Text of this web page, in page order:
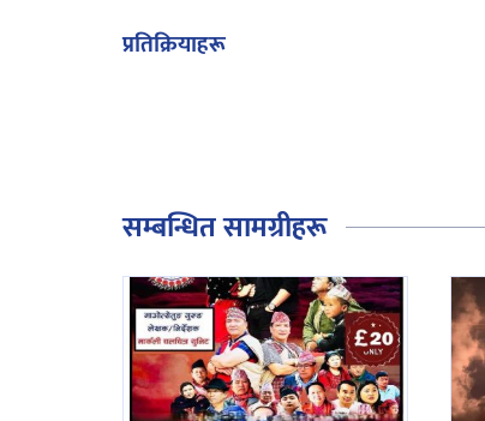
प्रतिक्रियाहरू
सम्बन्धित सामग्रीहरू